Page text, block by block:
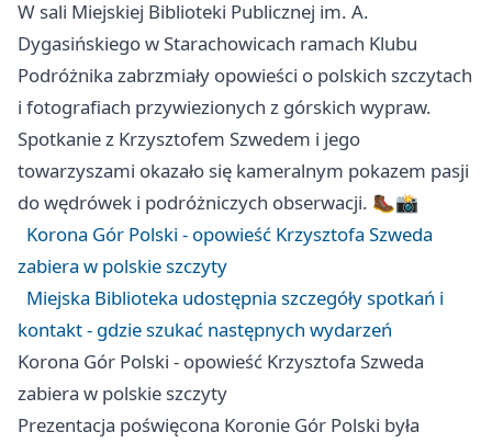
W sali Miejskiej Biblioteki Publicznej im. A.
Dygasińskiego w Starachowicach ramach Klubu
Podróżnika zabrzmiały opowieści o polskich szczytach
i fotografiach przywiezionych z górskich wypraw.
Spotkanie z Krzysztofem Szwedem i jego
towarzyszami okazało się kameralnym pokazem pasji
do wędrówek i podróżniczych obserwacji. 🥾📸
Korona Gór Polski - opowieść Krzysztofa Szweda
zabiera w polskie szczyty
Miejska Biblioteka udostępnia szczegóły spotkań i
kontakt - gdzie szukać następnych wydarzeń
Korona Gór Polski - opowieść Krzysztofa Szweda
zabiera w polskie szczyty
Prezentacja poświęcona Koronie Gór Polski była